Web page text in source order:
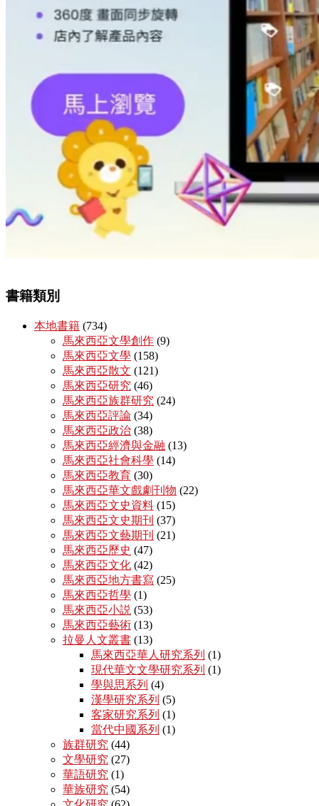
書籍類別
本地書籍 (734)
馬來西亞文學創作 (9)
馬來西亞文學 (158)
馬來西亞散文 (121)
馬來西亞研究 (46)
馬來西亞族群研究 (24)
馬來西亞評論 (34)
馬來西亞政治 (38)
馬來西亞經濟與金融 (13)
馬來西亞社會科學 (14)
馬來西亞教育 (30)
馬來西亞華文戲劇刊物 (22)
馬來西亞文史資料 (15)
馬來西亞文史期刊 (37)
馬來西亞文藝期刊 (21)
馬來西亞歷史 (47)
馬來西亞文化 (42)
馬來西亞地方書寫 (25)
馬來西亞哲學 (1)
馬來西亞小説 (53)
馬來西亞藝術 (13)
拉曼人文叢書 (13)
馬來西亞華人研究系列 (1)
現代華文文學研究系列 (1)
學與思系列 (4)
漢學研究系列 (5)
客家研究系列 (1)
當代中國系列 (1)
族群研究 (44)
文學研究 (27)
華語研究 (1)
華族研究 (54)